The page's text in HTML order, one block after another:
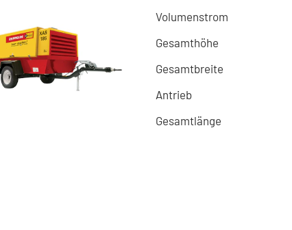
Volumenstrom
Gesamthöhe
Gesamtbreite
Antrieb
Gesamtlänge